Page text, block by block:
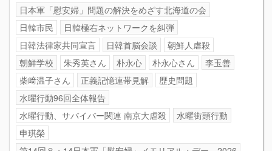
日本軍「慰安婦」問題の解決をめざす北海道の会
日韓市民
日韓極右ネットワークを糾弾
日韓法律家共同宣言
日韓首脳会談
朝鮮人虐殺
朝鮮学校
朱秀英さん 朴永心 朴永心さん
李玉善
柴﨑温子さん
正義記憶連帯見解
歴史問題
水曜行動96回全体報告
水曜行動、サバイバー関連 南京大虐殺
水曜街頭行動
申琪榮